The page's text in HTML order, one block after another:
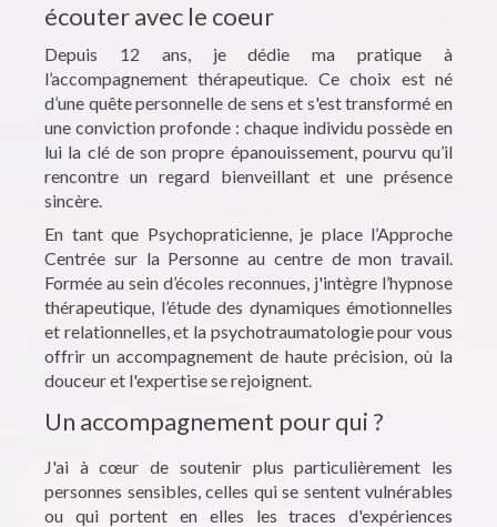
écouter avec le coeur
Depuis 12 ans, je dédie ma pratique à
l’accompagnement thérapeutique. Ce choix est né
d’une quête personnelle de sens et s'est transformé en
une conviction profonde : chaque individu possède en
lui la clé de son propre épanouissement, pourvu qu’il
rencontre un regard bienveillant et une présence
sincère.
En tant que Psychopraticienne, je place l’Approche
Centrée sur la Personne au centre de mon travail.
Formée au sein d’écoles reconnues, j'intègre l’hypnose
thérapeutique, l’étude des dynamiques émotionnelles
et relationnelles, et la psychotraumatologie pour vous
offrir un accompagnement de haute précision, où la
douceur et l'expertise se rejoignent.
Un accompagnement pour qui ?
J'ai à cœur de soutenir plus particulièrement les
personnes sensibles, celles qui se sentent vulnérables
ou qui portent en elles les traces d'expériences